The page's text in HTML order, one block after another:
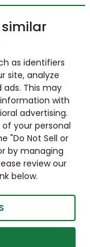
as identifiers
site, analyze
This may
with
advertising.
your personal
"Do Not Sell or
by managing
review our
below.